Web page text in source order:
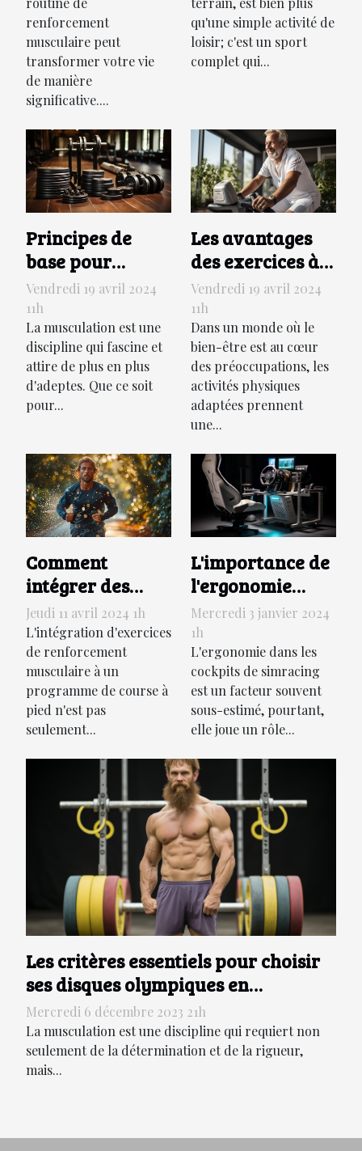
la santé globale
renforcement
musculaire peut
transformer votre vie
de manière
significative....
pour le vélo tout
terrain
qu'une simple activité de
loisir; c'est un sport
complet qui...
Principes de
base pour
commencer la
musculation :
équipements et
routines
Vendredi 19 avril 2024
11h
La musculation est une
discipline qui fascine et
attire de plus en plus
d'adeptes. Que ce soit
pour...
Les avantages
des exercices à
faible impact
comme le mini
vélo pour les
seniors
Vendredi 19 avril 2024
11h
Dans un monde où le
bien-être est au cœur
des préoccupations, les
activités physiques
adaptées prennent
une...
Comment
intégrer des
exercices de
renforcement
musculaire à
votre
entraînement de
course à pied
Jeudi 11 avril 2024 1h
L'intégration d'exercices
de renforcement
musculaire à un
programme de course à
pied n'est pas
seulement...
L'importance de
l'ergonomie
dans les cockpits
de simracing
pour la
performance
Mercredi 3 janvier 2024
1h
L'ergonomie dans les
cockpits de simracing
est un facteur souvent
sous-estimé, pourtant,
elle joue un rôle...
Les critères essentiels pour choisir
ses disques olympiques en
musculation
Mercredi 6 décembre 2023 21h
La musculation est une discipline qui requiert non
seulement de la détermination et de la rigueur,
mais...